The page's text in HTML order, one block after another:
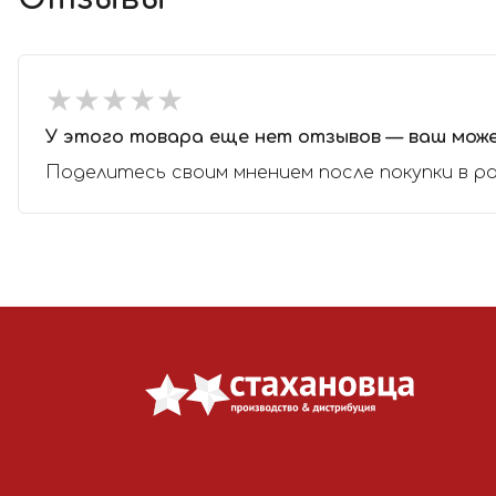
★★★★★
★★★★★
У этого товара еще нет отзывов — ваш
Поделитесь своим мнением после покупки в